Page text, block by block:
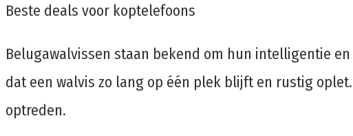
Beste deals voor koptelefoons
Belugawalvissen staan ​​bekend om hun intelligentie
dat een walvis zo lang op één plek blijft en rustig
optreden.